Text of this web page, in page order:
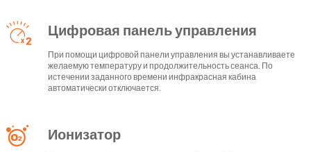
Цифровая панель управления
При помощи цифровой панели управления вы устанавливаете
желаемую температуру и продолжительность сеанса. По
истечении заданного времени инфракрасная кабина
автоматически отключается.
Ионизатор